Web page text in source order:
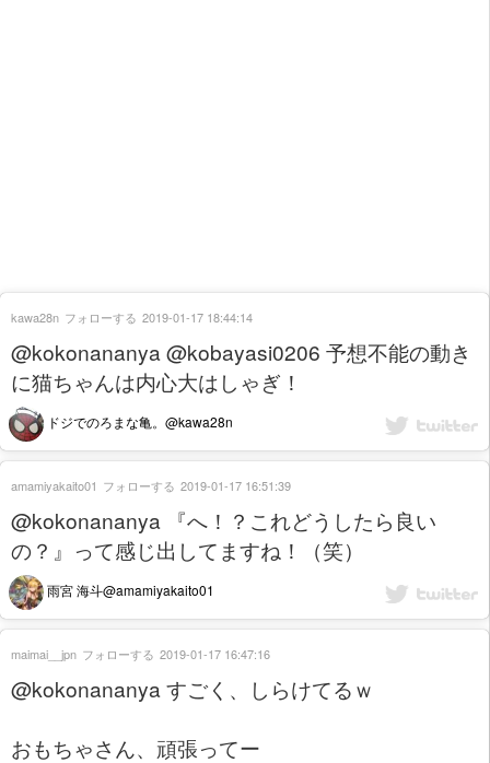
@kokonananya @kobayasi0206 予想不能の動き
に猫ちゃんは内心大はしゃぎ！
ドジでのろまな亀。@kawa28n
kawa28n フォローする 2019-01-17 18:44:14
@kokonananya 『へ！？これどうしたら良い
の？』って感じ出してますね！（笑）
雨宮 海斗@amamiyakaito01
amamiyakaito01 フォローする 2019-01-17 16:51:39
@kokonananya すごく、しらけてるｗ
おもちゃさん、頑張ってー
maimai__jpn フォローする 2019-01-17 16:47:16